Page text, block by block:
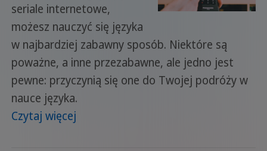
seriale internetowe,
możesz nauczyć się języka
w najbardziej zabawny sposób. Niektóre są
poważne, a inne przezabawne, ale jedno jest
pewne: przyczynią się one do Twojej podróży w
nauce języka.
Czytaj więcej